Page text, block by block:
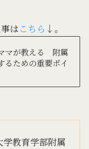
はこちら ↓。
マが教える 附属
るための重要ポイ
教育学部附属